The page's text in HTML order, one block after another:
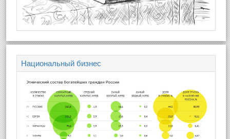
Национальный бизнес